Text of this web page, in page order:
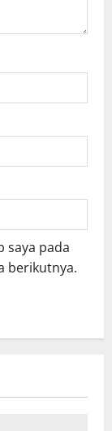
saya pada
berikutnya.